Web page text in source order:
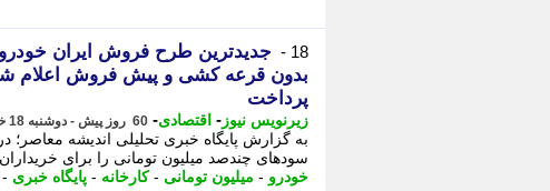
18 -
بدون قرعه کشی و پیش فروش اعلام
پرداخت
زیرنویس نیوز - اقتصادی- 60 روز پیش - دوشنبه 18 خرداد 1405، 09:07
به گزارش پایگاه خبری تحلیلی اندیشه معاصر؛
سودهای چندصد میلیون تومانی را برای
خودرو - میلیون تومانی -کارخانه - پایگاه خبری -